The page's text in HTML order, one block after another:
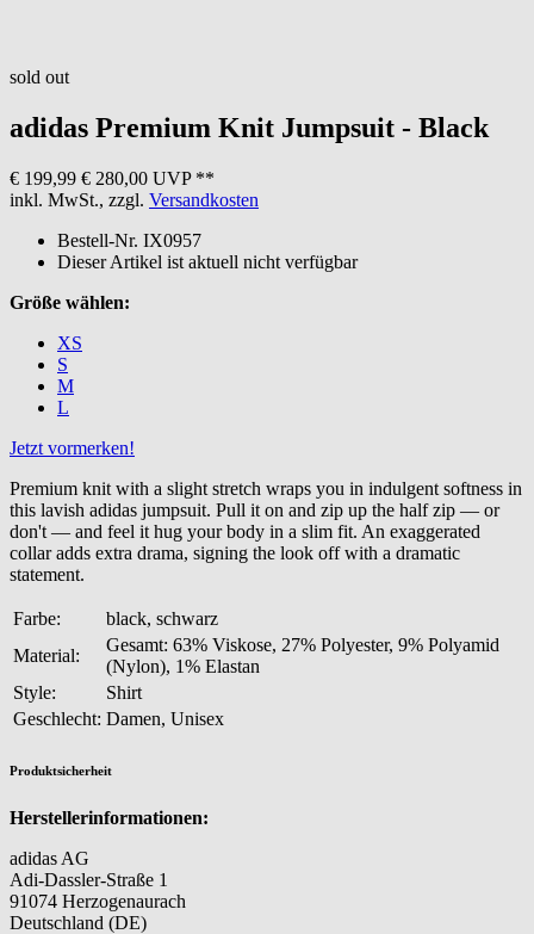
sold out
adidas Premium Knit Jumpsuit - Black
€ 199,99 € 280,00 UVP **
inkl. MwSt., zzgl. Versandkosten
Bestell-Nr. IX0957
Dieser Artikel ist aktuell nicht verfügbar
Größe wählen:
XS
S
M
L
Jetzt vormerken!
Premium knit with a slight stretch wraps you in indulgent softness in
this lavish adidas jumpsuit. Pull it on and zip up the half zip — or
don't — and feel it hug your body in a slim fit. An exaggerated
collar adds extra drama, signing the look off with a dramatic
statement.
Farbe:
black, schwarz
Material:
Gesamt: 63% Viskose, 27% Polyester, 9% Polyamid
(Nylon), 1% Elastan
Style:
Shirt
Geschlecht: Damen, Unisex
Produktsicherheit
Herstellerinformationen:
adidas AG
Adi-Dassler-Straße 1
91074 Herzogenaurach
Deutschland (DE)